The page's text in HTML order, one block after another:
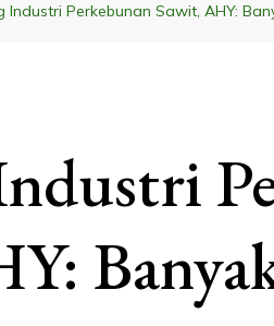
Industri Perkebunan Sawit, AHY: